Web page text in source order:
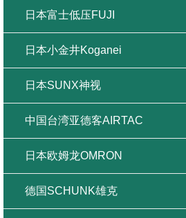
日本富士低压FUJI
日本小金井Koganei
日本SUNX神视
中国台湾亚德客AIRTAC
日本欧姆龙OMRON
德国SCHUNK雄克